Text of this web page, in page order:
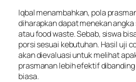
Iqbal menambahkan, pola
diharapkan dapat menekan
atau food waste. Sebab, siswa
porsi sesuai kebutuhan. Hasil uji
akan dievaluasi untuk melihat
prasmanan lebih efektif
biasa.